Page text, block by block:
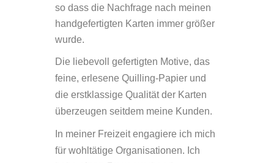
so dass die Nachfrage nach meinen
handgefertigten Karten immer größer
wurde.
Die liebevoll gefertigten Motive, das
feine, erlesene Quilling-Papier und
die erstklassige Qualität der Karten
überzeugen seitdem meine Kunden.
In meiner Freizeit engagiere ich mich
für wohltätige Organisationen. Ich